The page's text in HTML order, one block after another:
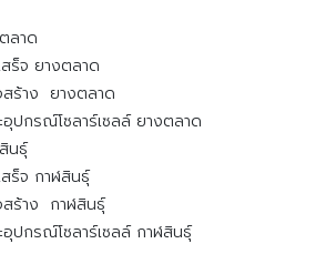
ลาด
ร็จ ยางตลาด
สร้าง ยางตลาด
อุปกรณ์โซลาร์เซลล์ ยางตลาด
นธุ์
ร็จ กาฬสินธุ์
สร้าง กาฬสินธุ์
อุปกรณ์โซลาร์เซลล์ กาฬสินธุ์